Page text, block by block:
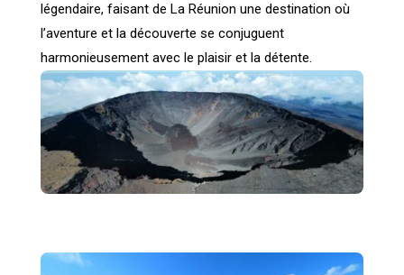
légendaire, faisant de La Réunion une destination où
l’aventure et la découverte se conjuguent
harmonieusement avec le plaisir et la détente.